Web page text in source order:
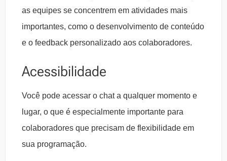
as equipes se concentrem em atividades mais
importantes, como o desenvolvimento de conteúdo
e o feedback personalizado aos colaboradores.
Acessibilidade
Você pode acessar o chat a qualquer momento e
lugar, o que é especialmente importante para
colaboradores que precisam de flexibilidade em
sua programação.